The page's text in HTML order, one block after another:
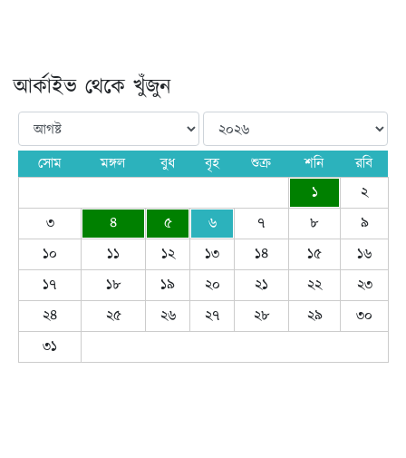
আর্কাইভ থেকে খুঁজুন
সোম মঙ্গল বুধ বৃহ শুক্র শনি
রবি
১
২
৩
৪ ৫ ৬ ৭ ৮
৯
১০
১১ ১২ ১৩ ১৪ ১৫
১৬
১৭
১৮ ১৯ ২০ ২১ ২২
২৩
২৪
২৫ ২৬ ২৭ ২৮ ২৯
৩০
৩১